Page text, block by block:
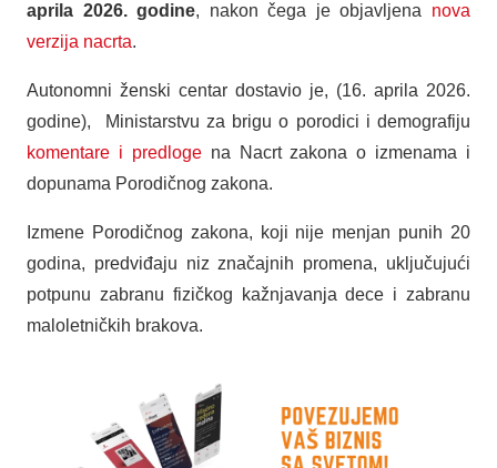
aprila 2026. godine, nakon čega je objavljena nova
verzija nacrta.
Autonomni ženski centar dostavio je, (16. aprila 2026.
godine), Ministarstvu za brigu o porodici i demografiju
komentare i predlogena Nacrt zakona o izmenama i
dopunama Porodičnog zakona.
Izmene Porodičnog zakona, koji nije menjan punih 20
godina, predviđaju niz značajnih promena, uključujući
potpunu zabranu fizičkog kažnjavanja dece i zabranu
maloletničkih brakova.